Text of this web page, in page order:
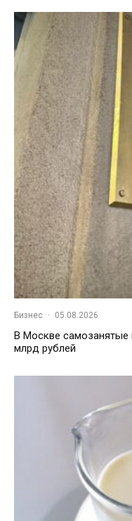
Бизнес · 05.08.2026
В Москве самозанятые
млрд рублей